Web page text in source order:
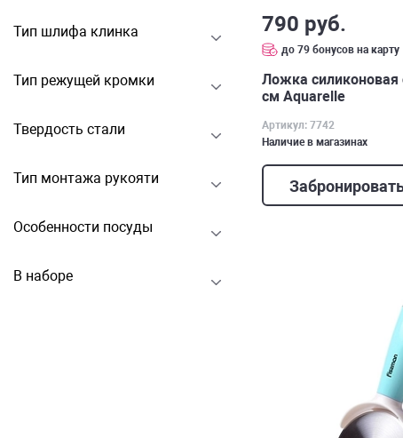
Тип шлифа клинка
Тип режущей кромки
Твердость стали
Тип монтажа рукояти
Особенности посуды
В наборе
790 руб.
до 79 бонусов на карту
Ложка силиконовая
см Aquarelle
Артикул: 7742
Наличие в магазинах